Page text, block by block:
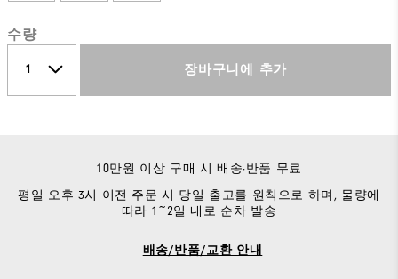
수량
장바구니에 추가
10만원 이상 구매 시 배송·반품 무료
평일 오후 3시 이전 주문 시 당일 출고를 원칙으로 하며, 물량에
따라 1~2일 내로 순차 발송
배송/반품/교환 안내